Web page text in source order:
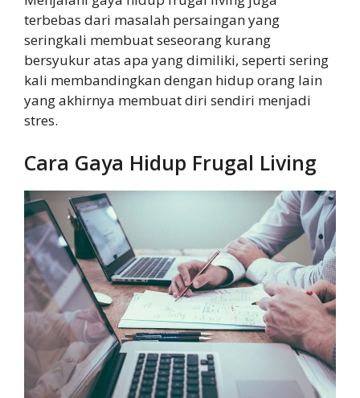
terbebas dari masalah persaingan yang
seringkali membuat seseorang kurang
bersyukur atas apa yang dimiliki, seperti sering
kali membandingkan dengan hidup orang lain
yang akhirnya membuat diri sendiri menjadi
stres.
Cara Gaya Hidup Frugal Living